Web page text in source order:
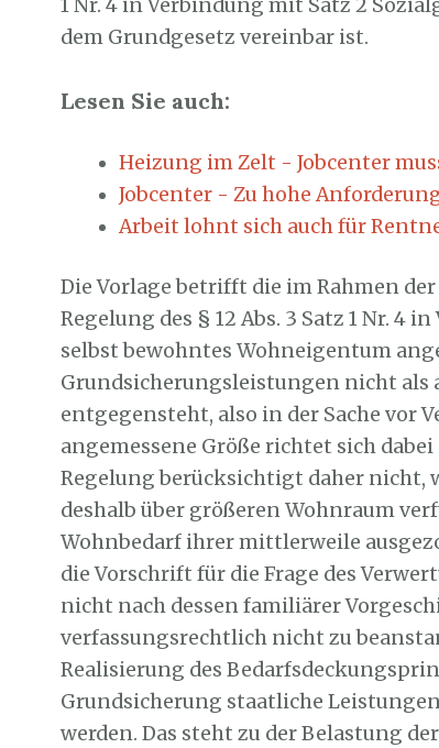
1 Nr. 4 in Verbindung mit Satz 2
dem Grundgesetz vereinbar ist.
Lesen Sie auch:
Heizung im Zelt - Jobcenter
Jobcenter - Zu hohe
Arbeit lohnt sich auch für
Die Vorlage betrifft die im Rahmen
Regelung des § 12 Abs. 3 Satz 1 Nr. 4
selbst bewohntes Wohneigentum
Grundsicherungsleistungen nicht als
entgegensteht, also in der Sache vor
angemessene Größe richtet sich
Regelung berücksichtigt daher nicht,
deshalb über größeren Wohnraum
Wohnbedarf ihrer mittlerweile
die Vorschrift für die Frage des
nicht nach dessen familiärer
verfassungsrechtlich nicht zu
Realisierung des
Grundsicherung staatliche
werden. Das steht zu der Belastung